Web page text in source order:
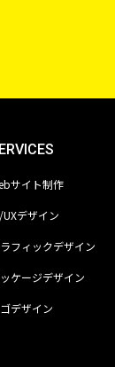
サイト制作
UXデザイン
フィックデザイン
ケージデザイン
デザイン